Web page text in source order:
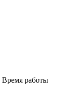
Время работы